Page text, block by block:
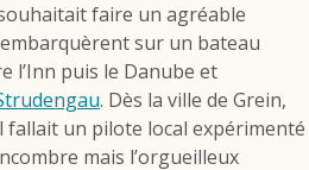
faire un agréable
sur un bateau
l’Inn puis le Danube et
. Dès la ville de Grein,
fallait un pilote local expérimenté
mais l’orgueilleux